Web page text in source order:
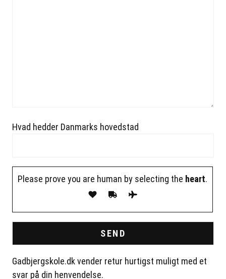
Hvad hedder Danmarks hovedstad
Please prove you are human by selecting the heart.
Gadbjergskole.dk vender retur hurtigst muligt med et
svar på din henvendelse.